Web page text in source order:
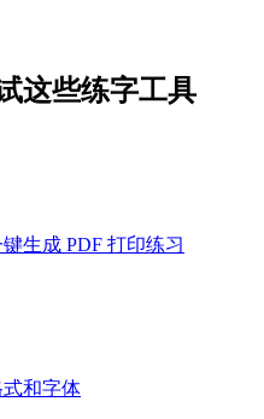
这些练字工具
生成 PDF 打印练习
和字体